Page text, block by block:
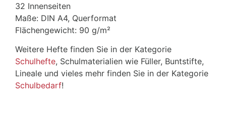
32 Innenseiten
Maße: DIN A4, Querformat
Flächengewicht: 90 g/m²
Weitere Hefte finden Sie in der Kategorie
Schulhefte, Schulmaterialien wie Füller, Buntstifte,
Lineale und vieles mehr finden Sie in der Kategorie
Schulbedarf!